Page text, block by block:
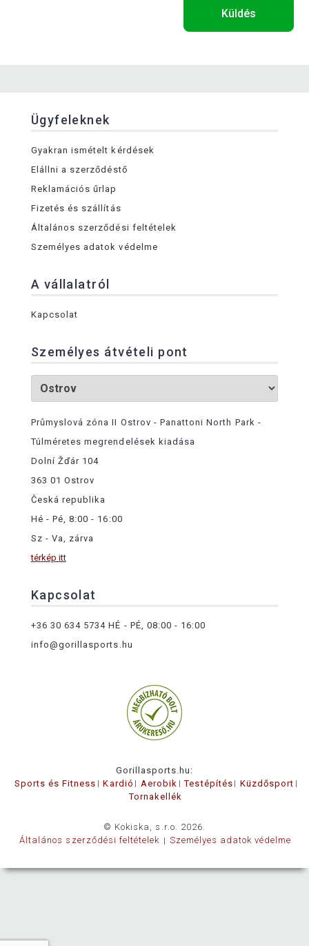
Küldés
Ügyfeleknek
Gyakran ismételt kérdések
Elállni a szerződéstő
Reklamációs űrlap
Fizetés és szállítás
Általános szerződési feltételek
Személyes adatok védelme
A vállalatról
Kapcsolat
Személyes átvételi pont
Průmyslová zóna II Ostrov - Panattoni North Park -
Túlméretes megrendelések kiadása
Dolní Žďár 104
363 01 Ostrov
Česká republika
Hé - Pé, 8:00 - 16:00
Sz - Va, zárva
térkép itt
Kapcsolat
+36 30 634 5734 HÉ - PÉ, 08:00 - 16:00
info@gorillasports.hu
Gorillasports.hu:
Sports és Fitness
Kardió Aerobik Testépítés
Küzdősport
Tornakellék
© Kokiska, s.r.o. 2026.
Általános szerződési feltételek
Személyes adatok védelme